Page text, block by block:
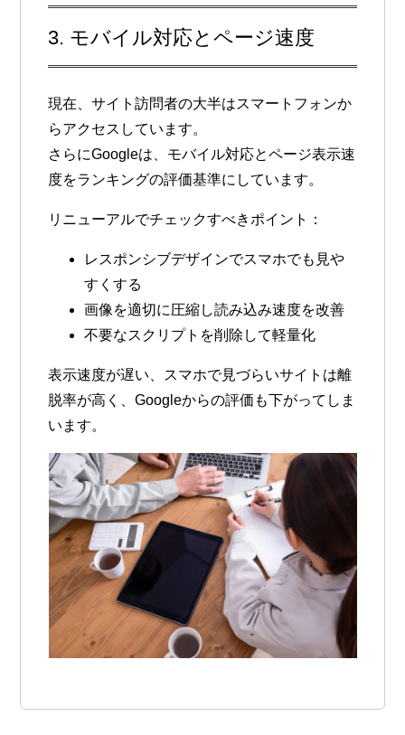
3. モバイル対応とページ速度
現在、サイト訪問者の大半はスマートフォンか
らアクセスしています。
さらにGoogleは、 モバイル対応とページ表示速
度をランキングの評価基準にしています。
リニューアルでチェックすべきポイント：
レスポンシブデザインでスマホでも見や
すくする
画像を適切に圧縮し読み込み速度を改善
不要なスクリプトを削除して軽量化
表示速度が遅い、スマホで見づらいサイトは離
脱率が高く、Googleからの評価も下がってしま
います。